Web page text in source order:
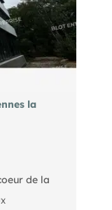
la
de la
de